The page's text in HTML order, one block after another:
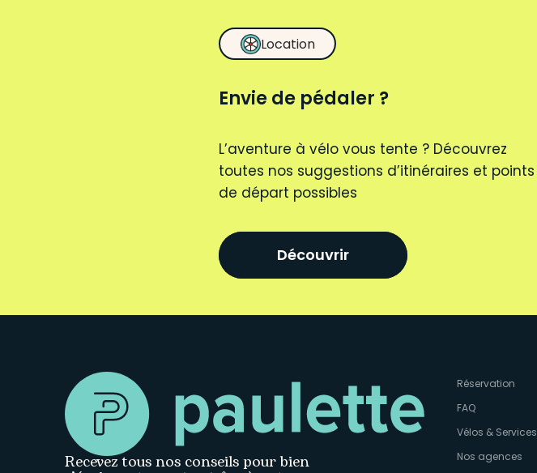
Location
Envie de pédaler ?
L’aventure à vélo vous tente ? Découvrez
toutes nos suggestions d’itinéraires et points
de départ possibles
Découvrir
Recevez tous nos conseils pour bien
Réservation
FAQ
Vélos & Services
Nos agences